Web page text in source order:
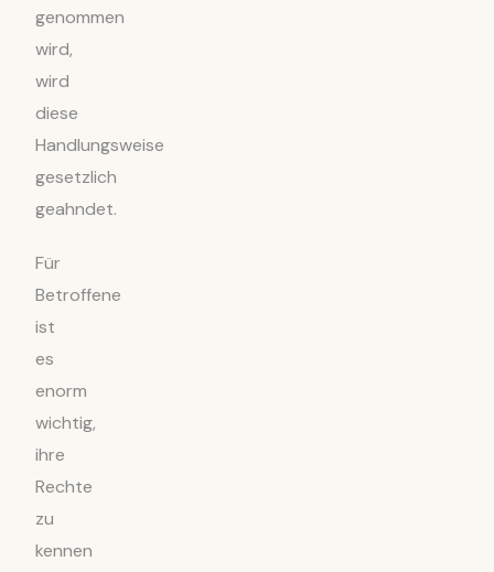
genommen
wird,
wird
diese
Handlungsweise
gesetzlich
geahndet.
Für
Betroffene
ist
es
enorm
wichtig,
ihre
Rechte
zu
kennen